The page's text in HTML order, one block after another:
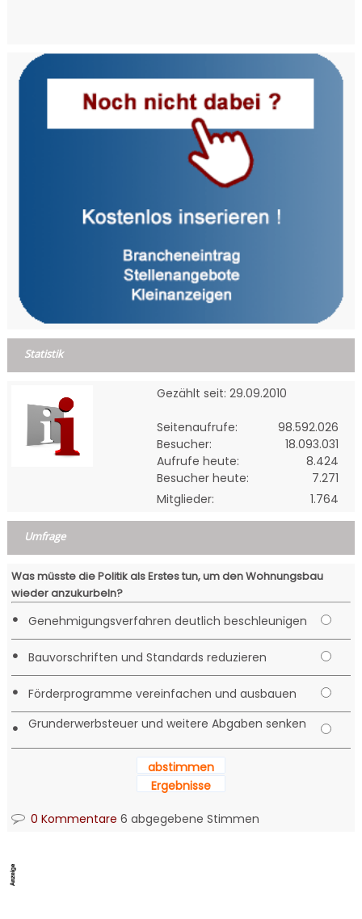
Statistik
Gezählt seit: 29.09.2010
Seitenaufrufe:
98.592.026
Besucher:
18.093.031
Aufrufe heute:
8.424
Besucher heute:
7.271
Mitglieder:
1.764
Umfrage
Was müsste die Politik als Erstes tun, um den Wohnungsbau
wieder anzukurbeln?
• Genehmigungsverfahren deutlich beschleunigen
• Bauvorschriften und Standards reduzieren
• Förderprogramme vereinfachen und ausbauen
• Grunderwerbsteuer und weitere Abgaben senken
abstimmen
Ergebnisse
0 Kommentare 6 abgegebene Stimmen